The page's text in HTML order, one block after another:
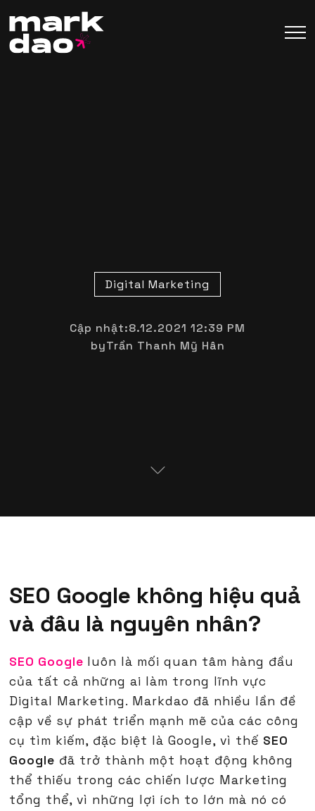
Digital Marketing
Cập nhật:8.12.2021 12:39 PM
byTrần Thanh Mỹ Hân
SEO Google không hiệu quả
và đâu là nguyên nhân?
SEO Google luôn là mối quan tâm hàng đầu
của tất cả những ai làm trong lĩnh vực
Digital Marketing. Markdao đã nhiều lần đề
cập về sự phát triển mạnh mẽ của các công
cụ tìm kiếm, đặc biệt là Google, vì thế SEO
Google đã trở thành một hoạt động không
thể thiếu trong các chiến lược Marketing
tổng thể, vì những lợi ích to lớn mà nó có